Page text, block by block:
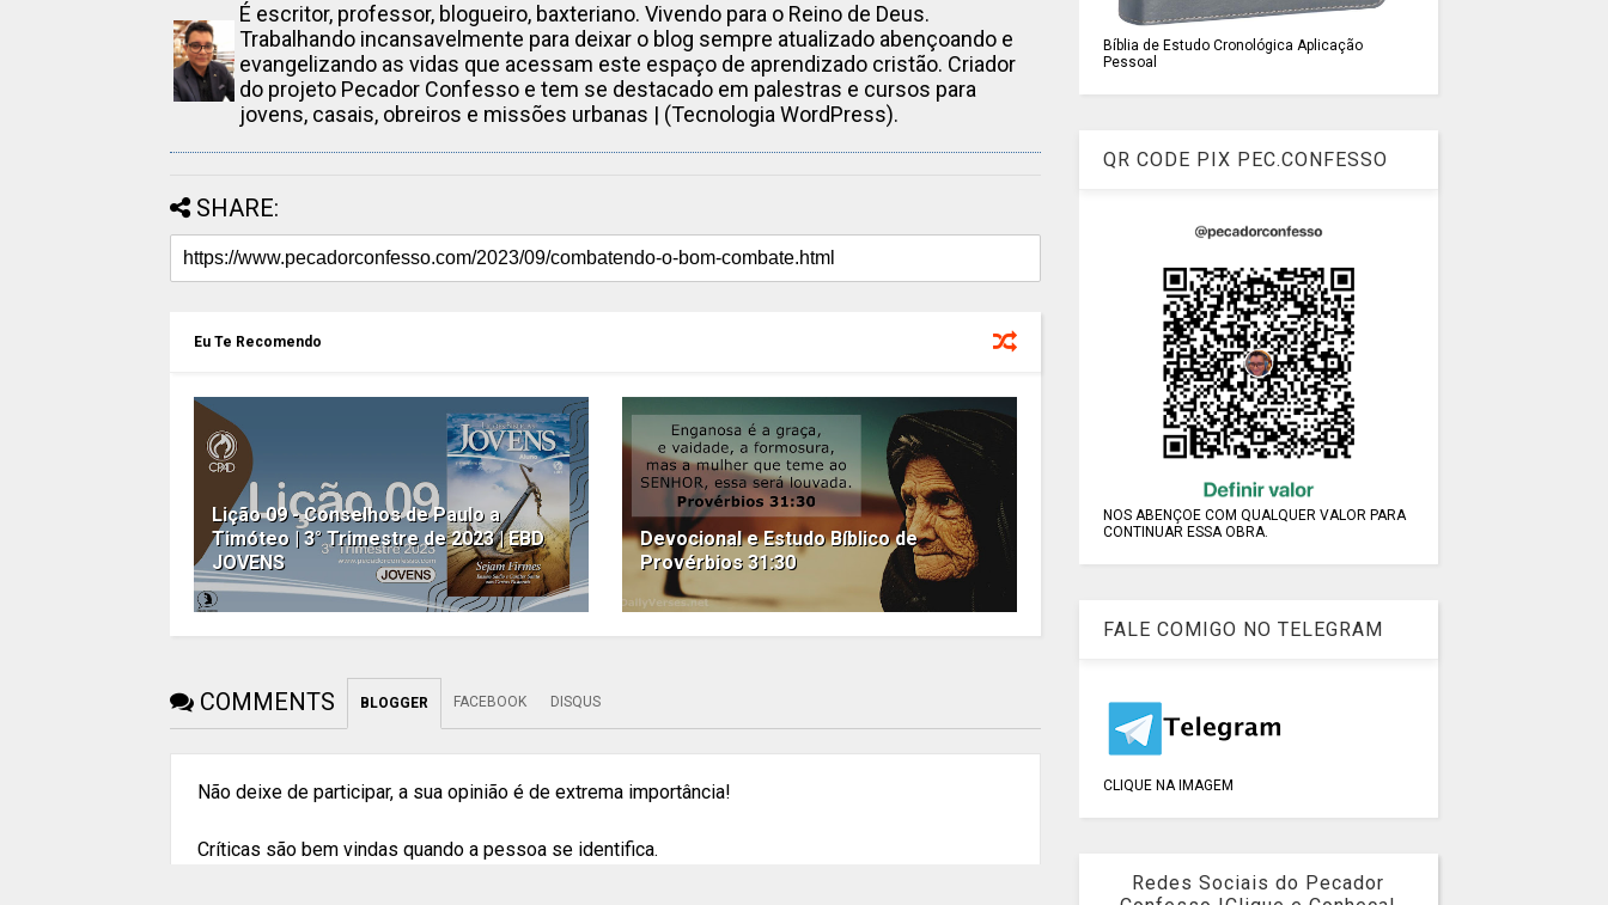
É escritor, professor, blogueiro, baxteriano. Vivendo para o Reino de Deus.
Trabalhando incansavelmente para deixar o blog sempre atualizado abençoando e
evangelizando as vidas que acessam este espaço de aprendizado cristão. Criador
do projeto Pecador Confesso e tem se destacado em palestras e cursos para
jovens, casais, obreiros e missões urbanas | (Tecnologia WordPress).
SHARE:
Eu Te Recomendo
Lição 09 - Conselhos de Paulo a
Timóteo | 3° Trimestre de 2023 | EBD
JOVENS
Devocional e Estudo Bíblico de
Provérbios 31:30
COMMENTS BLOGGER FACEBOOK DISQUS
Não deixe de participar, a sua opinião é de extrema importância!
Críticas são bem vindas quando a pessoa se identifica.
Bíblia de Estudo Cronológica Aplicação
Pessoal
QR CODE PIX PEC.CONFESSO
NOS ABENÇOE COM QUALQUER VALOR PARA
CONTINUAR ESSA OBRA.
FALE COMIGO NO TELEGRAM
CLIQUE NA IMAGEM
Redes Sociais do Pecador